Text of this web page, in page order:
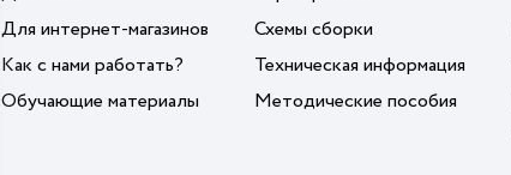
Для интернет-магазинов
Как с нами работать?
Обучающие материалы
Схемы сборки
Техническая информация
Методические пособия